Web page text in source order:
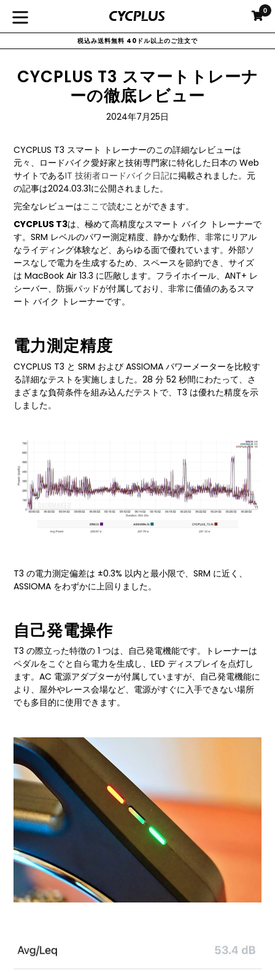
テ
ン
拡
大/
小
0
税込み送料無料 40ドル以上のご注文で
CYCPLUS T3 スマートトレーナ
ーの徹底レビュー
2024年7月25日
CYCPLUS T3 スマート トレーナーのこの詳細なレビューは
元々、ロードバイク愛好家と技術専門家に特化した日本の Web
サイトであるIT 技術者ロードバイク日記に掲載されました。元
の記事は2024.03.31に公開されました。
完全なレビューはここで読むことができます。
CYCPLUS T3は、極めて高精度なスマート バイク トレーナーで
す。SRM レベルのパワー測定精度、静かな動作、非常にリアル
なライディング体験など、あらゆる面で優れています。外部ソ
ースなしで電力を生成するため、スペースを節約でき、サイズ
は MacBook Air 13.3 に匹敵します。フライホイール、ANT+ レ
シーバー、防振パッドが付属しており、非常に価値のあるスマ
ート バイク トレーナーです。
電力測定精度
CYCPLUS T3 と SRM および ASSIOMA パワーメーターを比較す
る詳細なテストを実施しました。28 分 52 秒間にわたって、さ
まざまな負荷条件を組み込んだテストで、T3 は優れた精度を示
しました。
T3 の電力測定偏差は ±0.3% 以内と最小限で、SRM に近く、
ASSIOMA をわずかに上回りました。
自己発電操作
T3 の際立った特徴の 1 つは、自己発電機能です。トレーナーは
ペダルをこぐと自ら電力を生成し、LED ディスプレイを点灯し
ます。AC 電源アダプターが付属していますが、自己発電機能に
より、屋外やレース会場など、電源がすぐに入手できない場所
でも多目的に使用できます。